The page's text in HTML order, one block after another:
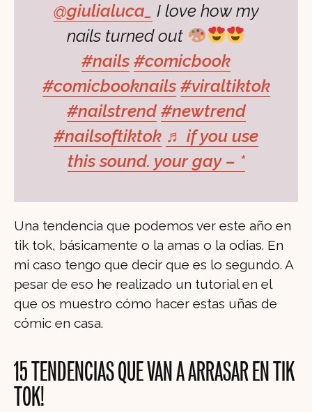
@giulialuca_ I love how my
nails turned out
#nails #comicbook
#comicbooknails #viraltiktok
#nailstrend #newtrend
#nailsoftiktok ♬ if you use
this sound. your gay – *
Una tendencia que podemos ver este año en
tik tok, básicamente o la amas o la odias. En
mi caso tengo que decir que es lo segundo. A
pesar de eso he realizado un tutorial en el
que os muestro cómo hacer estas uñas de
cómic en casa.
15 TENDENCIAS QUE VAN A ARRASAR EN TIK
TOK!